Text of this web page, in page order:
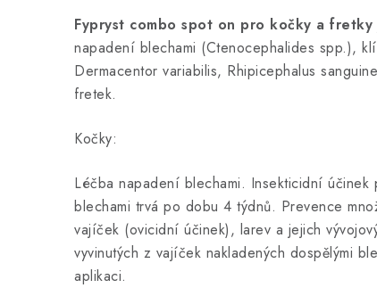
Fypryst combo spot on pro kočky a fretky
napadení blechami (Ctenocephalides spp.),
Dermacentor variabilis, Rhipicephalus
fretek.
Kočky:
Léčba napadení blechami. Insekticidní účinek
blechami trvá po dobu 4 týdnů. Prevence
vajíček (ovicidní účinek), larev a jejich
vyvinutých z vajíček nakladených dospělými
aplikaci.